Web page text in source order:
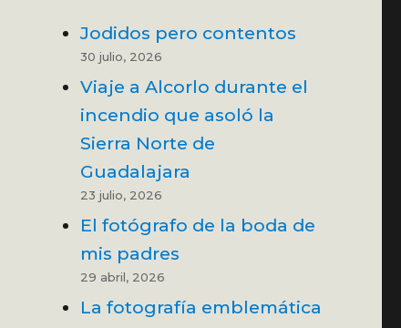
Jodidos pero contentos
30 julio, 2026
Viaje a Alcorlo durante el
incendio que asoló la
Sierra Norte de
Guadalajara
23 julio, 2026
El fotógrafo de la boda de
mis padres
29 abril, 2026
La fotografía emblemática